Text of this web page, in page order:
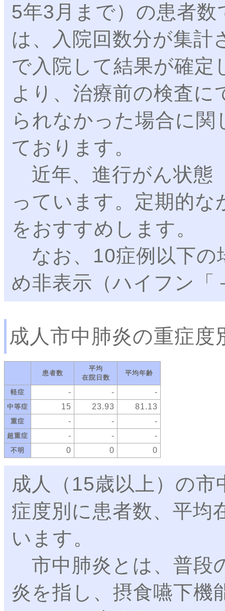
5年3月まで）の患者
は、入院回数分が集計
で入院して結果が確定
より、治療前の検査
られなかった場合に
ております。
近年、進行がん状態
っています。定期的
をおすすめします。
なお、10症例以下の
め非表示（ハイフン「
成人市中肺炎の重症度
患者数
平均
在院日数
平均年齢
軽症 - - -
中等症 15 23.93 81.13
重症 - - -
超重症 - - -
不明 0 0 0
成人（15歳以上）の
症度別に患者数、平均
います。
市中肺炎とは、普段
炎を指し、摂食嚥下機